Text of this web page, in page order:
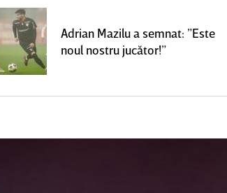
Adrian Mazilu a semnat: ”Este
noul nostru jucător!”